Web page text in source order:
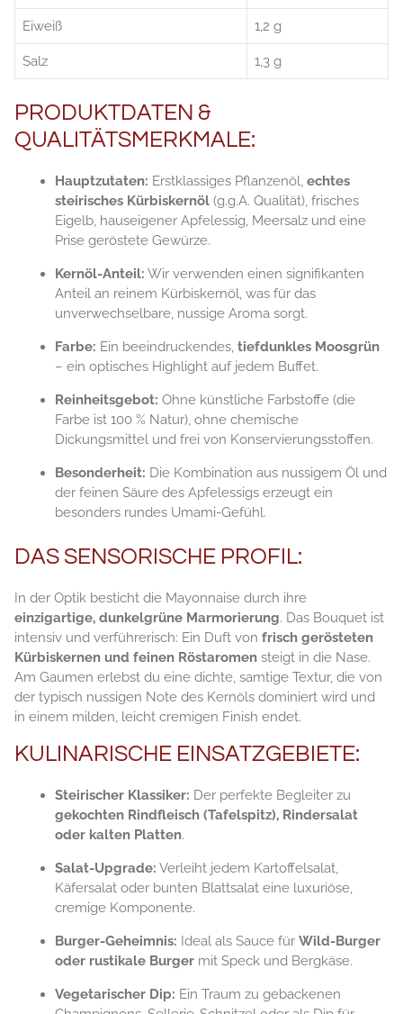
Eiweiß 1,2 g
Salz 1,3 g
PRODUKTDATEN &
QUALITÄTSMERKMALE:
Hauptzutaten: Erstklassiges Pflanzenöl, echtes
steirisches Kürbiskernöl (g.g.A. Qualität), frisches
Eigelb, hauseigener Apfelessig, Meersalz und eine
Prise geröstete Gewürze.
Kernöl-Anteil: Wir verwenden einen signifikanten
Anteil an reinem Kürbiskernöl, was für das
unverwechselbare, nussige Aroma sorgt.
Farbe: Ein beeindruckendes, tiefdunkles Moosgrün
– ein optisches Highlight auf jedem Buffet.
Reinheitsgebot: Ohne künstliche Farbstoffe (die
Farbe ist 100 % Natur), ohne chemische
Dickungsmittel und frei von Konservierungsstoffen.
Besonderheit: Die Kombination aus nussigem Öl und
der feinen Säure des Apfelessigs erzeugt ein
besonders rundes Umami-Gefühl.
DAS SENSORISCHE PROFIL:
In der Optik besticht die Mayonnaise durch ihre
einzigartige, dunkelgrüne Marmorierung. Das Bouquet ist
intensiv und verführerisch: Ein Duft von frisch gerösteten
Kürbiskernen und feinen Röstaromen steigt in die Nase.
Am Gaumen erlebst du eine dichte, samtige Textur, die von
der typisch nussigen Note des Kernöls dominiert wird und
in einem milden, leicht cremigen Finish endet.
KULINARISCHE EINSATZGEBIETE:
Steirischer Klassiker: Der perfekte Begleiter zu
gekochten Rindfleisch (Tafelspitz), Rindersalat
oder kalten Platten.
Salat-Upgrade: Verleiht jedem Kartoffelsalat,
Käfersalat oder bunten Blattsalat eine luxuriöse,
cremige Komponente.
Burger-Geheimnis: Ideal als Sauce für Wild-Burger
oder rustikale Burger mit Speck und Bergkäse.
Vegetarischer Dip: Ein Traum zu gebackenen